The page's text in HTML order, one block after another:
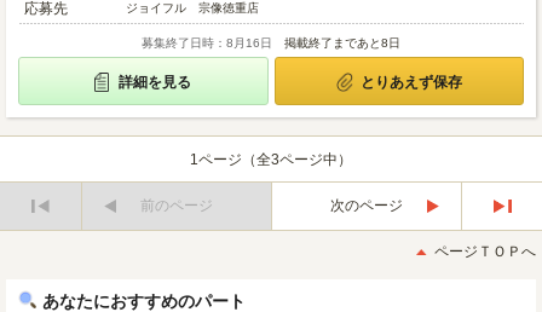
応募先
ジョイフル 宗像徳重店
募集終了日時：8月16日 掲載終了まであと8日
詳細を見る とりあえず保存
1ページ（全3ページ中）
前のページ
次のページ
後
ページＴＯＰへ
あなたにおすすめのパート